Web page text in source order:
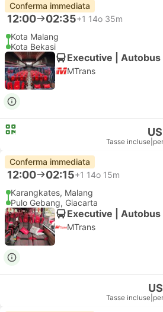
Conferma immediata
12:00 02:35+1 14o 35m
Kota Malang
Kota Bekasi
Executive | Autobus
MTrans
Tasse incluse
Conferma immediata
12:00 02:15+1 14o 15m
Karangkates, Malang
Pulo Gebang, Giacarta
Executive | Autobus
MTrans
Tasse incluse